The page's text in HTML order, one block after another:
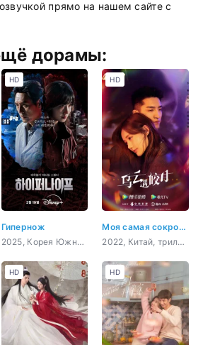
прямо на нашем сайте с
дорамы:
Гипернож
2025, Корея Южная, триллер, криминал, драма, медицина
HD
Моя самая сокровенная мечта
2022, Китай, триллер, романтика, sci-fi, фэнтези
HD
HD HD